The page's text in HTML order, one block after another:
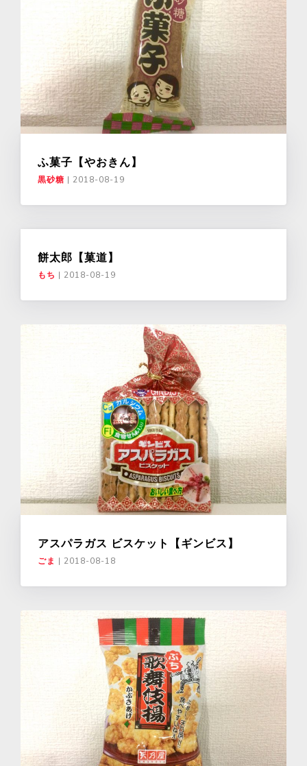
ふ菓子【やおきん】
黒砂糖 | 2018-08-19
餅太郎【菓道】
もち | 2018-08-19
アスパラガス ビスケット【ギンビス】
ごま | 2018-08-18